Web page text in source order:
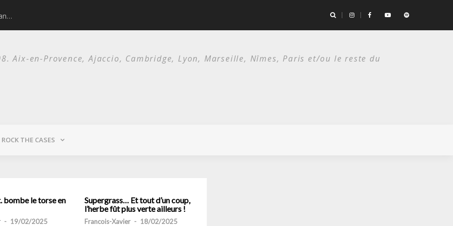
Nick Cave and the Bad Seeds / Festival de Nîmes, Arènes romaines/ 14 juillet 2026
Aix-en-Provence, Ajaccio, Cambridge, Lyon, Marseille, Nîmes, Paris et/ou le reste du
ROCK THE CASES
bombe le torse en
- 19/02/2025
Supergrass… Et tout d’un coup,
l’herbe fût plus verte ailleurs !
Francois-Xavier - 18/02/2025